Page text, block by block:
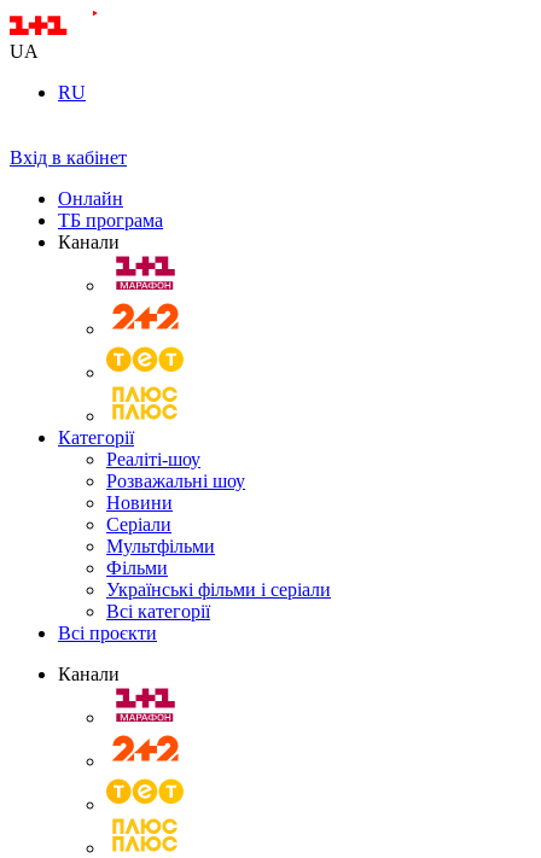
UA
RU
Вхід в кабінет
Онлайн
ТБ програма
Канали
Категорії
Реаліті-шоу
Розважальні шоу
Новини
Серіали
Мультфільми
Фільми
Українські фільми і серіали
Всі категорії
Всі проєкти
Канали